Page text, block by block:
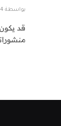
بواسطة 14
قد